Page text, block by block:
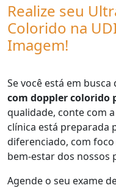
Realize seu
Colorido na
Imagem!
Se você está em
com doppler colorido
qualidade, conte com
clínica está preparada
diferenciado, com
bem-estar dos nossos
Agende o seu exame